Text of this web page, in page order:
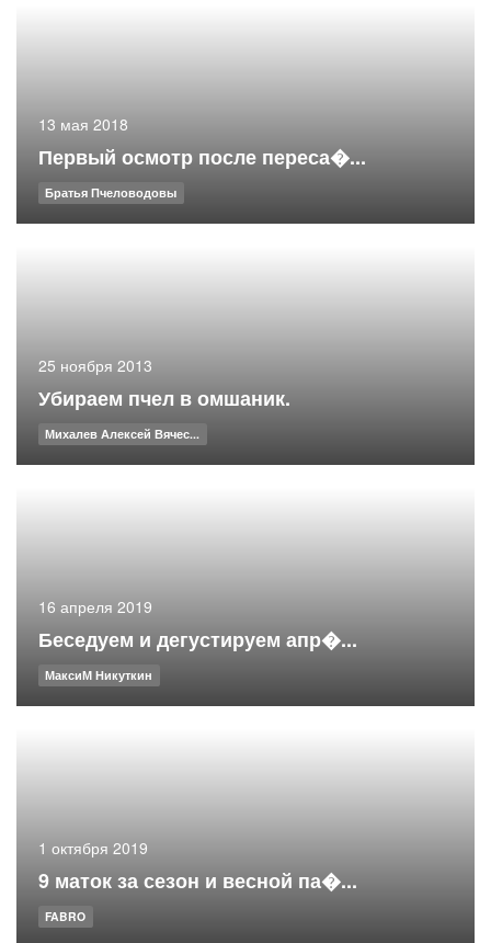
13 мая 2018
Первый осмотр после переса�...
Братья Пчеловодовы
25 ноября 2013
Убираем пчел в омшаник.
Михалев Алексей Вячес...
16 апреля 2019
Беседуем и дегустируем апр�...
МаксиМ Никуткин
1 октября 2019
9 маток за сезон и весной па�...
FABRO